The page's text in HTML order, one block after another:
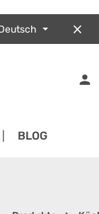
BLOG